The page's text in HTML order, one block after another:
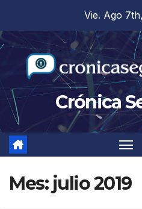
contenido
Vie. Ago
Crónica
Mes: julio 2019